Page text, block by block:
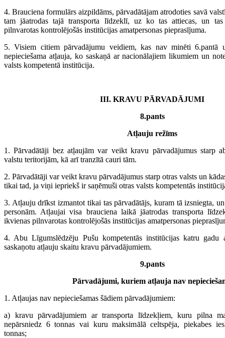
4. Brauciena formulārs aizpildāms, pārvadātājam atrodoties savā
tam jāatrodas tajā transporta līdzeklī, uz ko tas attiecas, un
pilnvarotas kontrolējošās institūcijas amatpersonas pieprasījuma.
5. Visiem citiem pārvadājumu veidiem, kas nav minēti 6.pantā
nepieciešama atļauja, ko saskaņā ar nacionālajiem likumiem un
valsts kompetentā institūcija.
III. KRAVU PĀRVADĀJUMI
8.pants
Atļauju režīms
1. Pārvadātāji bez atļaujām var veikt kravu pārvadājumus starp
valstu teritorijām, kā arī tranzītā cauri tām.
2. Pārvadātāji var veikt kravu pārvadājumus starp otras valsts un
tikai tad, ja viņi iepriekš ir saņēmuši otras valsts kompetentās
3. Atļauju drīkst izmantot tikai tas pārvadātājs, kuram tā izsniegta,
personām. Atļaujai visa brauciena laikā jāatrodas transporta
ikvienas pilnvarotas kontrolējošās institūcijas amatpersonas
4. Abu Līgumslēdzēju Pušu kompetentās institūcijas katru gadu
saskaņotu atļauju skaitu kravu pārvadājumiem.
9.pants
Pārvadājumi, kuriem atļauja nav
1. Atļaujas nav nepieciešamas šādiem pārvadājumiem:
a) kravu pārvadājumiem ar transporta līdzekļiem, kuru pilna
nepārsniedz 6 tonnas vai kuru maksimālā celtspēja, piekabes
tonnas;